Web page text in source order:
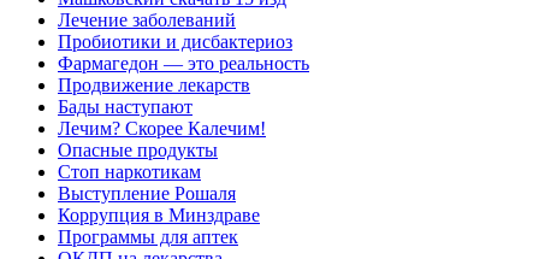
Лечение заболеваний
Пробиотики и дисбактериоз
Фармагедон — это реальность
Продвижение лекарств
Бады наступают
Лечим? Скорее Калечим!
Опасные продукты
Стоп наркотикам
Выступление Рошаля
Коррупция в Минздраве
Программы для аптек